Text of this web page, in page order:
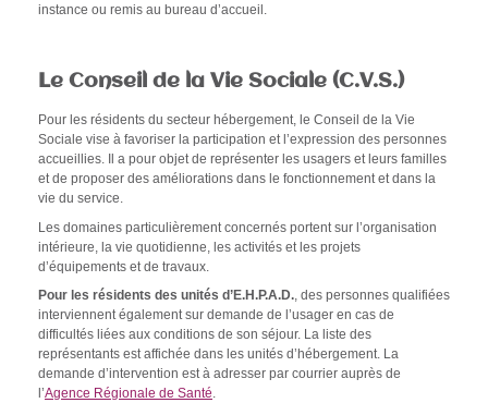
instance ou remis au bureau d’accueil.
Le Conseil de la Vie Sociale (C.V.S.)
Pour les résidents du secteur hébergement, le Conseil de la Vie
Sociale vise à favoriser la participation et l’expression des personnes
accueillies. Il a pour objet de représenter les usagers et leurs familles
et de proposer des améliorations dans le fonctionnement et dans la
vie du service.
Les domaines particulièrement concernés portent sur l’organisation
intérieure, la vie quotidienne, les activités et les projets
d’équipements et de travaux.
Pour les résidents des unités d’E.H.P.A.D., des personnes qualifiées
interviennent également sur demande de l’usager en cas de
difficultés liées aux conditions de son séjour. La liste des
représentants est affichée dans les unités d’hébergement. La
demande d’intervention est à adresser par courrier auprès de
l’Agence Régionale de Santé.